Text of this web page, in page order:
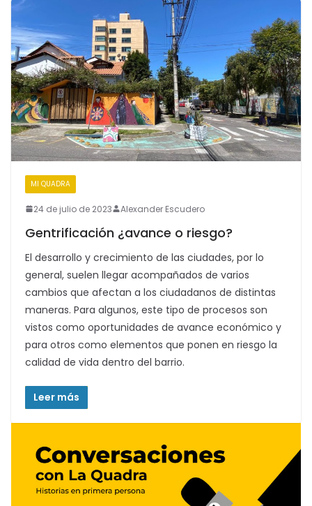
MI QUADRA
24 de julio de 2023 Alexander Escudero
Gentrificación ¿avance o riesgo?
El desarrollo y crecimiento de las ciudades, por lo
general, suelen llegar acompañados de varios
cambios que afectan a los ciudadanos de distintas
maneras. Para algunos, este tipo de procesos son
vistos como oportunidades de avance económico y
para otros como elementos que ponen en riesgo la
calidad de vida dentro del barrio.
Leer más